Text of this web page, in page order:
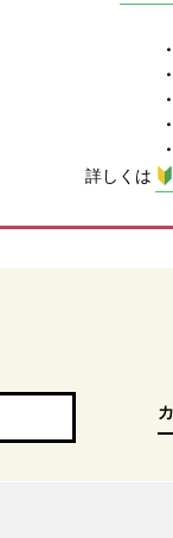
詳しくは